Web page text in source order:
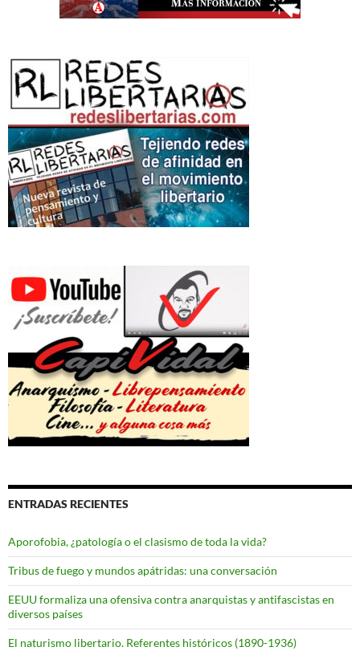
ENTRADAS RECIENTES
Aporofobia, ¿patología o el clasismo de toda la vida?
Tribus de fuego y mundos apátridas: una conversación
EEUU formaliza una ofensiva contra anarquistas y antifascistas en
diversos países
El naturismo libertario. Referentes históricos (1890-1936)